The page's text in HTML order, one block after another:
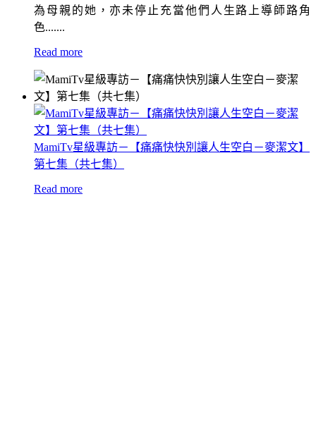
為母親的她，亦未停止充當他們人生路上導師路角
色.......
Read more
MamiTv星級專訪－【痛痛快快別讓人生空白－麥潔文】
第七集（共七集）
Read more